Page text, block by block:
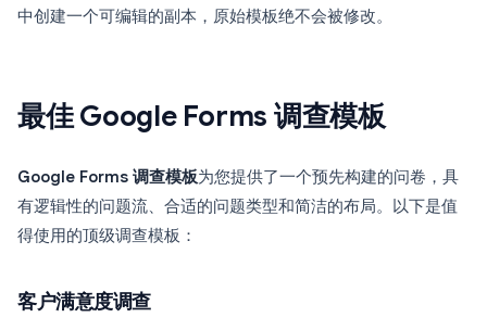
中创建一个可编辑的副本，原始模板绝不会被修改。
最佳 Google Forms 调查模板
Google Forms 调查模板为您提供了一个预先构建的问卷，具
有逻辑性的问题流、合适的问题类型和简洁的布局。以下是值
得使用的顶级调查模板：
客户满意度调查